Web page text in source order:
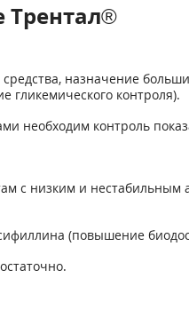
Трентал®
назначение
гликемического контроля).
необходим контроль
с низким и
(повышение